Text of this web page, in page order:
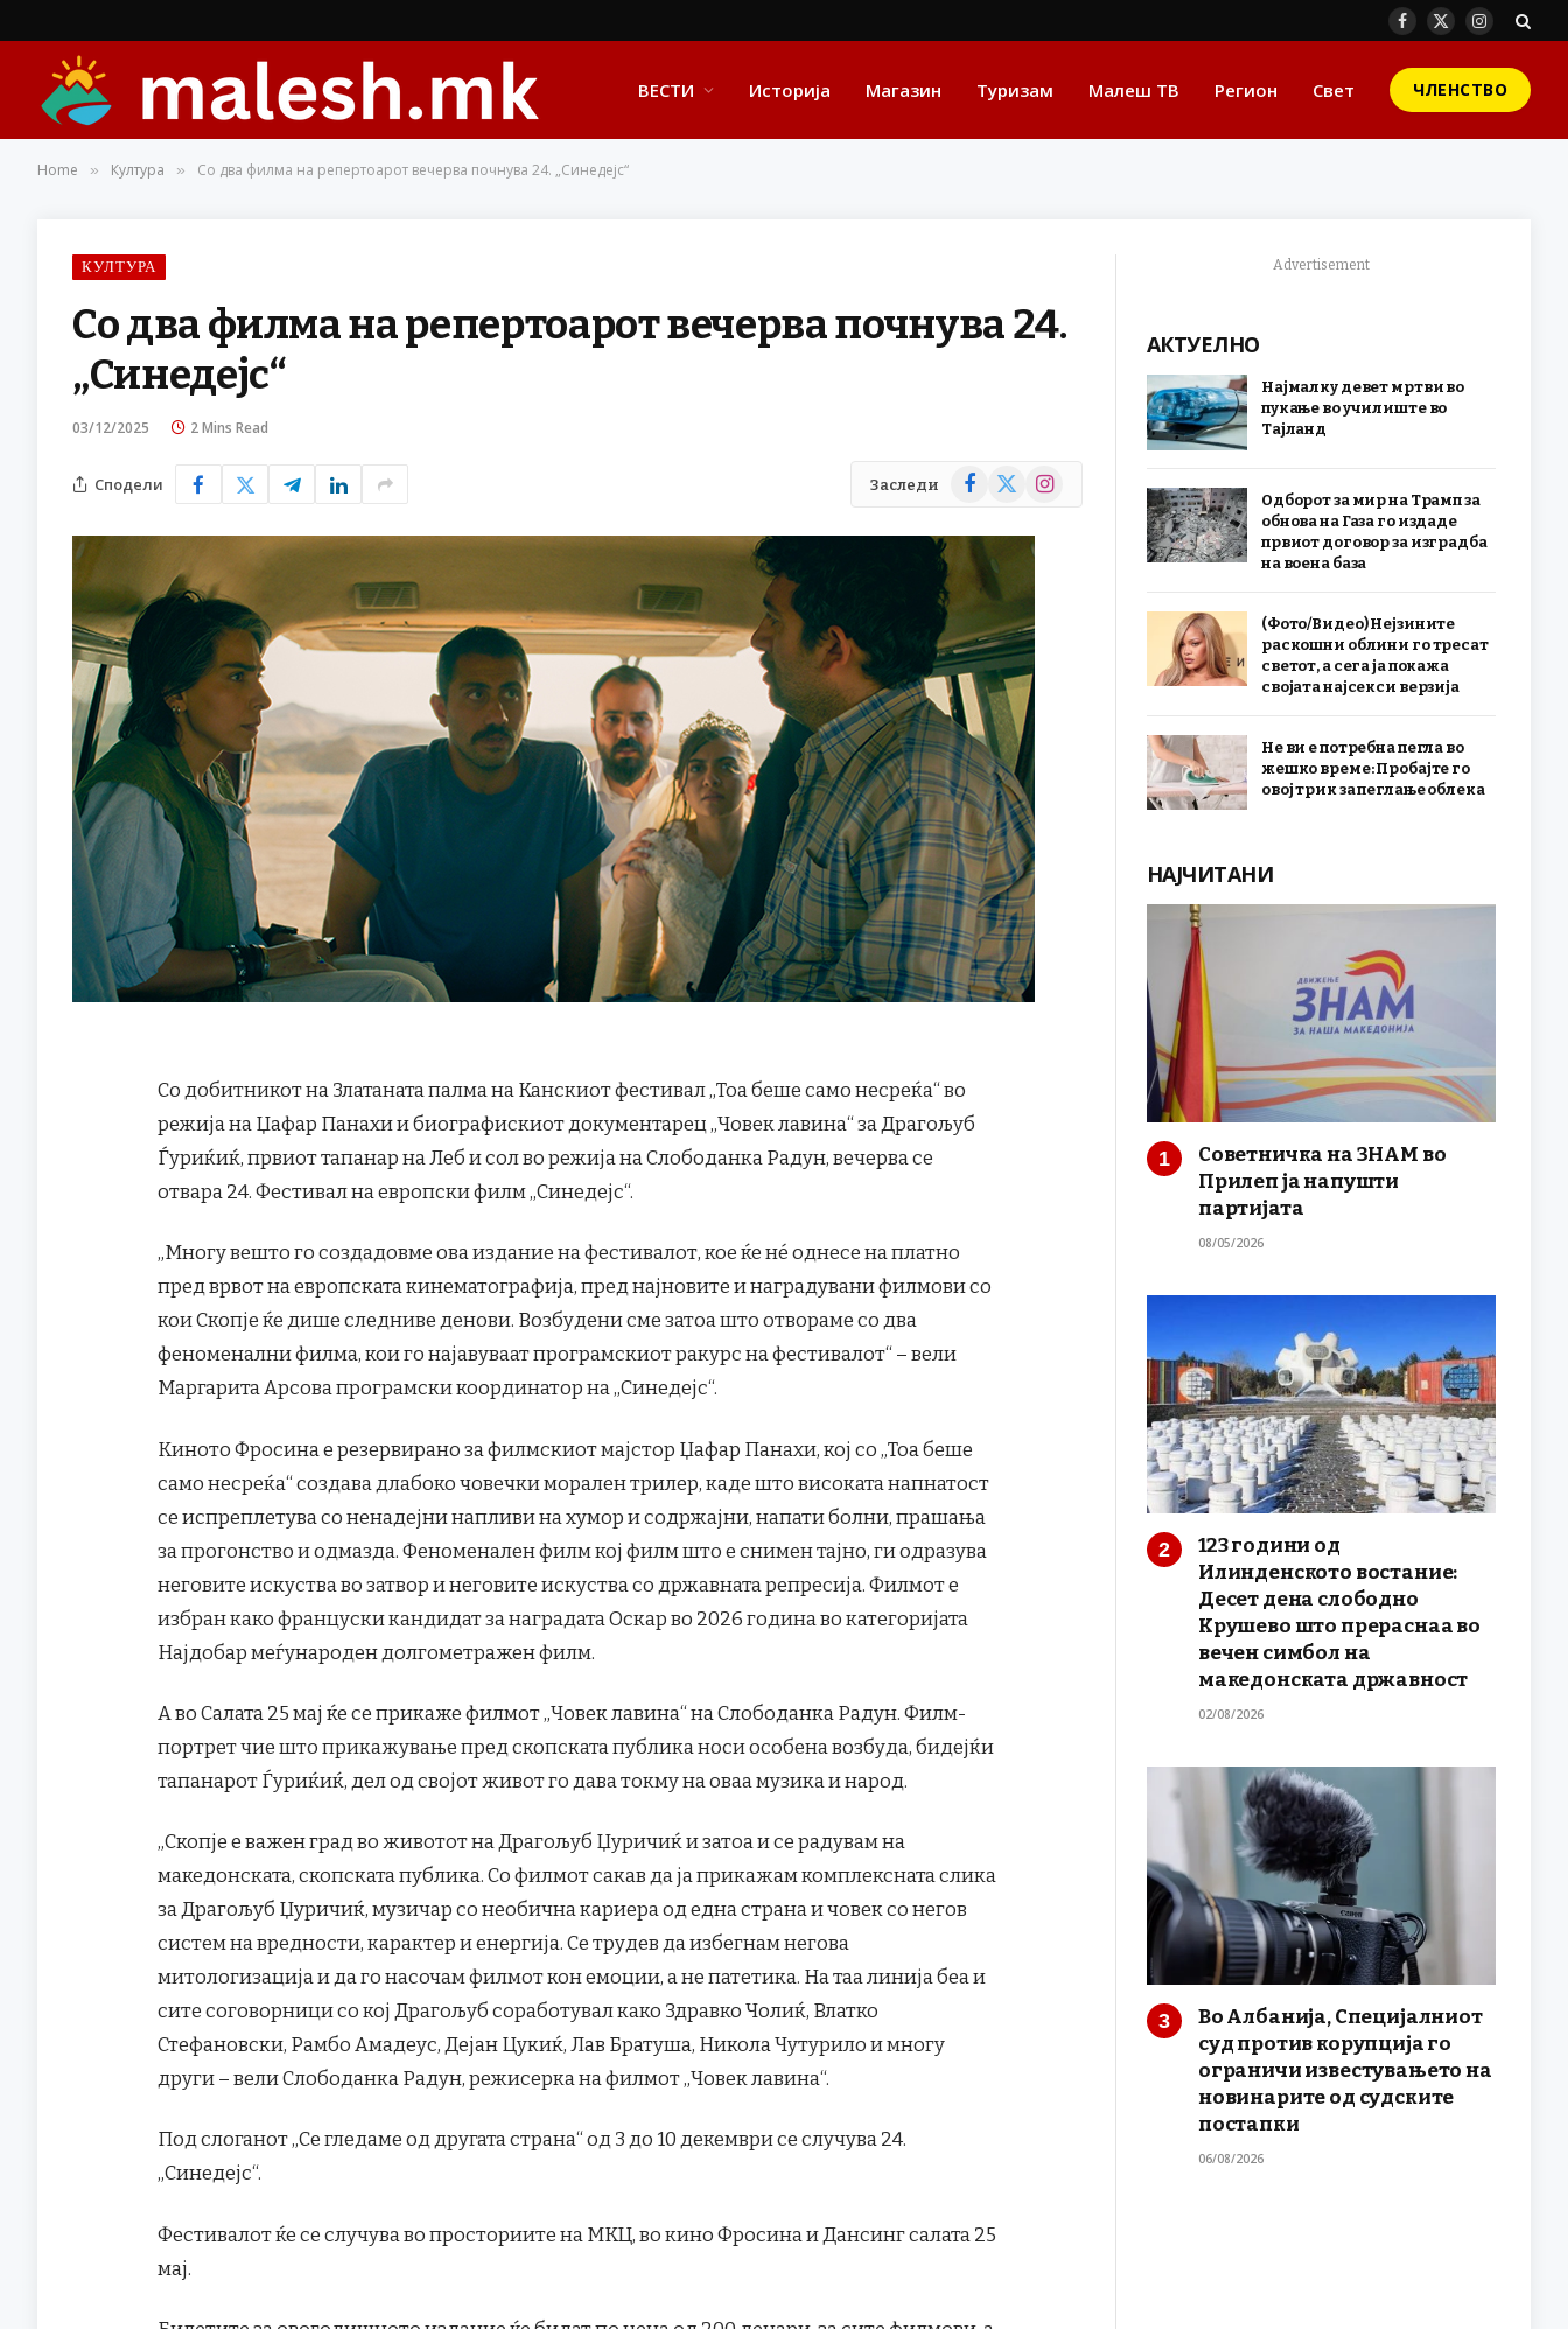
Facebook
X
Instagram
ВЕСТИ Историја Магазин Туризам Малеш ТВ Регион Свет ЧЛЕНСТВО
Home » Култура » Со два филма на репертоарот вечерва почнува 24. „Синедејс“
КУЛТУРА
Со два филма на репертоарот вечерва почнува 24.
„Синедејс“
03/12/2025 2 Mins Read
Сподели Заследи Facebook
X
Instagram
Со добитникот на Златаната палма на Канскиот фестивал „Тоа беше само несреќа“ во
режија на Џафар Панахи и биографискиот документарец „Човек лавина“ за Драгољуб
Ѓуриќиќ, првиот тапанар на Леб и сол во режија на Слободанка Радун, вечерва се
отвара 24. Фестивал на европски филм „Синедејс“.
„Многу вешто го создадовме ова издание на фестивалот, кое ќе нé однесе на платно
пред врвот на европската кинематографија, пред најновите и наградувани филмови со
кои Скопје ќе дише следниве денови. Возбудени сме затоа што отвораме со два
феноменални филма, кои го најавуваат програмскиот ракурс на фестивалот“ – вели
Маргарита Арсова програмски координатор на „Синедејс“.
Киното Фросина е резервирано за филмскиот мајстор Џафар Панахи, кој со „Тоа беше
само несреќа“ создава длабоко човечки морален трилер, каде што високата напнатост
се испреплетува со ненадејни напливи на хумор и содржајни, напати болни, прашања
за прогонство и одмазда. Феноменален филм кој филм што е снимен тајно, ги одразува
неговите искуства во затвор и неговите искуства со државната репресијa. Филмот е
избран како француски кандидат за наградата Оскар во 2026 година во категоријата
Најдобар меѓународен долгометражен филм.
А во Салата 25 мај ќе се прикаже филмот „Човек лавина“ на Слободанка Радун. Филм-
портрет чие што прикажување пред скопската публика носи особена возбуда, бидејќи
тапанарот Ѓуриќиќ, дел од својот живот го дава токму на оваа музика и народ.
„Скопје е важен град во животот на Драгољуб Џуричиќ и затоа и се радувам на
македонската, скопската публика. Со филмот сакав да ја прикажам комплексната слика
за Драгољуб Џуричиќ, музичар со необична кариера од една страна и човек со негов
систем на вредности, карактер и енергија. Се трудев да избегнам негова
митологизација и да го насочам филмот кон емоции, а не патетика. На таа линија беа и
сите соговорници со кој Драгољуб соработувал како Здравко Чолиќ, Влатко
Стефановски, Рамбо Амадеус, Дејан Цукиќ, Лав Братуша, Никола Чутурило и многу
други – вели Слободанка Радун, режисерка на филмот „Човек лавина“.
Под слоганот „Се гледаме од другата страна“ од 3 до 10 декември се случува 24.
„Синедејс“.
Фестивалот ќе се случува во просториите на МКЦ, во кино Фросина и Дансинг салата 25
мај.
Advertisement
АКТУЕЛНО
Најмалку девет мртви во
пукање во училиште во
Тајланд
Одборот за мир на Трамп за
обнова на Газа го издаде
првиот договор за изградба
на воена база
(Фото/Видео) Нејзините
раскошни облини го тресат
светот, а сега ја покажа
својата најсекси верзија
Не ви е потребна пегла во
жешко време: Пробајте го
овој трик за пеглање облека
НАЈЧИТАНИ
Советничка на ЗНАМ во
Прилеп ја напушти
партијата
08/05/2026
123 години од
Илинденското востание:
Десет дена слободно
Крушево што прераснаа во
вечен симбол на
македонската државност
02/08/2026
Во Албанија, Специјалниот
суд против корупција го
ограничи известувањето на
новинарите од судските
постапки
06/08/2026